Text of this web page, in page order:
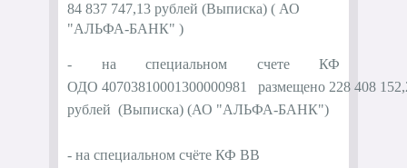
84 837 747,13 рублей (Выписка) ( АО
"АЛЬФА-БАНК" )
- на специальном счете КФ
ОДО 40703810001300000981
размещено 228 408
рублей (Выписка) (АО "АЛЬФА-БАНК")
- на специальном счёте КФ ВВ